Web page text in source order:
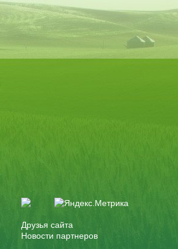
Друзья сайта
Новости партнеров